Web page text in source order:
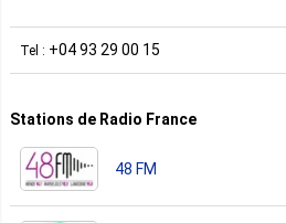
Tel : +04 93 29 00 15
Stations de Radio France
48 FM